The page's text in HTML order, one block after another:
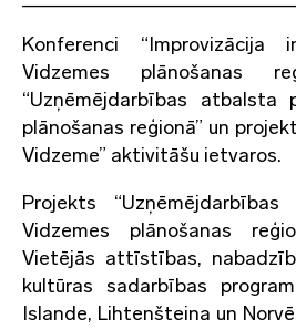
Konferenci “Improvizācija
Vidzemes plānošanas
“Uzņēmējdarbības atbalsta
plānošanas reģionā” un
Vidzeme” aktivitāšu ietvaros.
Projekts
Vidzemes plānošanas
Vietējās attīstības,
kultūras sadarbības
Islande, Lihtenšteina un